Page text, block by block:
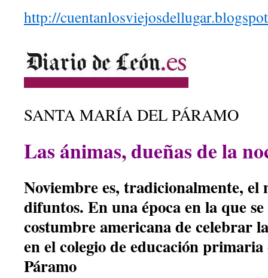
http://
SANTA MARÍA DEL PÁRAMO
Las ánimas, dueñas de la
Noviembre es, tradicionalmente, el
difuntos. En una época en la que
costumbre americana de celebrar
en el colegio de educación
Páramo